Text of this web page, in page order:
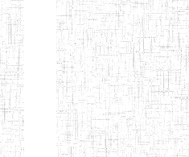
Chercher:
Effacer les filtres
Denomination
Type